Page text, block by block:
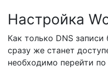
Настройка
Как только DNS
сразу же станет
необходимо перейти по